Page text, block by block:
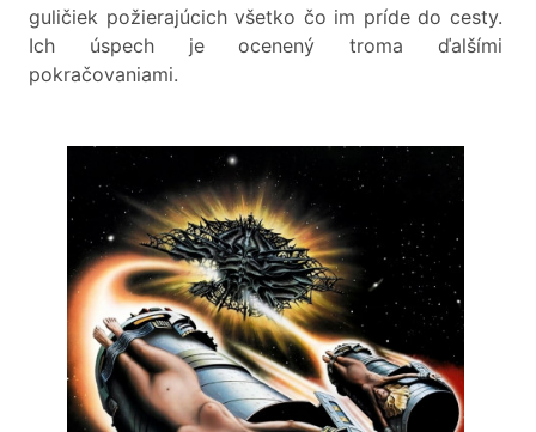
guličiek požierajúcich všetko čo im príde do cesty.
Ich úspech je ocenený troma ďalšími
pokračovaniami.